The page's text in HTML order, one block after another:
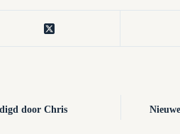
door Chris